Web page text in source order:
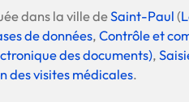
dans la ville deSaint-Paul(
de données,Contrôle et
des documents),
des visites médicales.